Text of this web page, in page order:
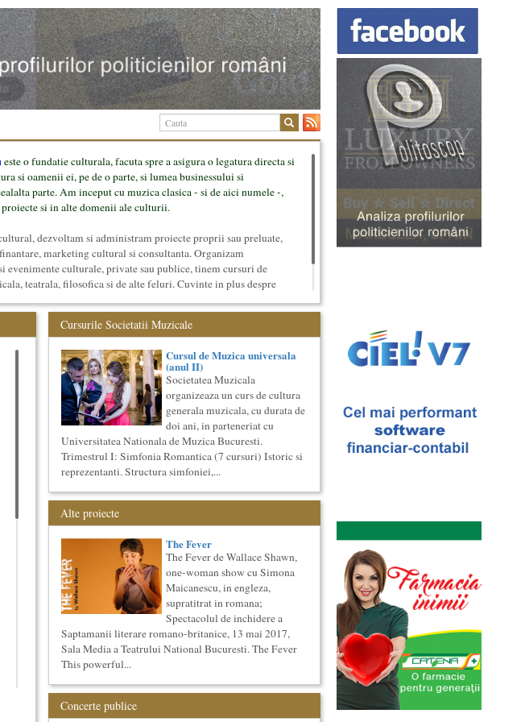
este o fundatie culturala, facuta spre a asigura o legatura directa si
si oamenii ei, pe de o parte, si lumea businessului si
parte. Am inceput cu muzica clasica - si de aici numele -,
si in alte domenii ale culturii.
dezvoltam si administram proiecte proprii sau preluate,
marketing cultural si consultanta. Organizam
evenimente culturale, private sau publice, tinem cursuri de
teatrala, filosofica si de alte feluri. Cuvinte in plus despre
Cursurile Societatii Muzicale
Cursul de Muzica universala
(anul II)
Societatea Muzicala
organizeaza un curs de cultura
generala muzicala, cu durata de
doi ani, in parteneriat cu
Universitatea Nationala de Muzica Bucuresti.
Trimestrul I: Simfonia Romantica (7 cursuri) Istoric si
reprezentanti. Structura simfoniei,...
Alte proiecte
The Fever
The Fever de Wallace Shawn,
one-woman show cu Simona
Maicanescu, in engleza,
supratitrat in romana;
Spectacolul de inchidere a
Saptamanii literare romano-britanice, 13 mai 2017,
Sala Media a Teatrului National Bucuresti. The Fever
This powerful...
Concerte publice